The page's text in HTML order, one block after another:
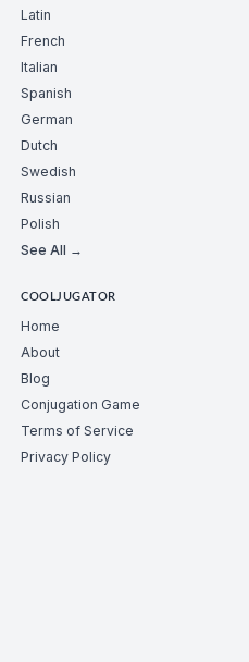
Latin
French
Italian
Spanish
German
Dutch
Swedish
Russian
Polish
See All →
COOLJUGATOR
Home
About
Blog
Conjugation Game
Terms of Service
Privacy Policy